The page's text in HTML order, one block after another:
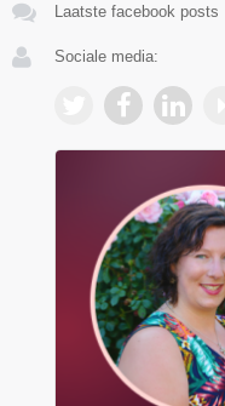
Laatste facebook posts
Sociale media: